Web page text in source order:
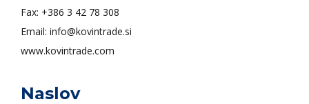
Fax: +386 3 42 78 308
Email: info@kovintrade.si
www.kovintrade.com
Naslov